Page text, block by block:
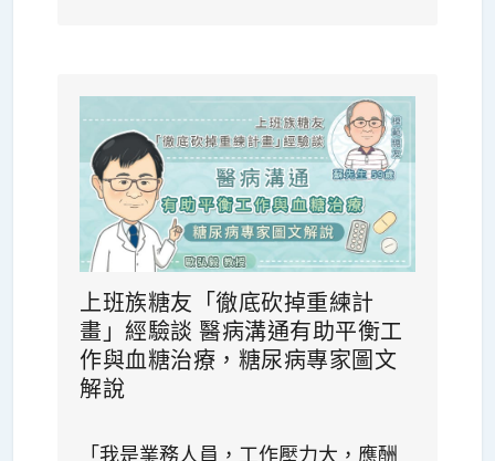
上班族糖友「徹底砍掉重練計
畫」經驗談 醫病溝通有助平衡工
作與血糖治療，糖尿病專家圖文
解說
「我是業務人員，工作壓力大，應酬